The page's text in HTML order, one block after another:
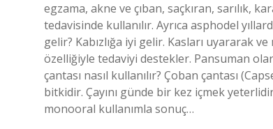
egzama, akne ve çıban, saçkıran, sarılık,
tedavisinde kullanılır. Ayrıca asphodel
gelir? Kabızlığa iyi gelir. Kasları uyararak
özelliğiyle tedaviyi destekler. Pansuman
çantası nasıl kullanılır? Çoban çantası
bitkidir. Çayını günde bir kez içmek
monooral kullanımla sonuç…